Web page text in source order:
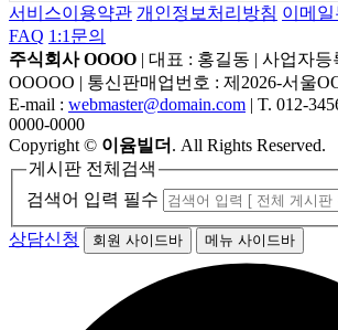
서비스이용약관 개인정보처리방침 이메
FAQ 1:1문의
주식회사 OOOO | 대표 : 홍길동 | 사업자등
OOOOO | 통신판매업번호 : 제2026-서울
E-mail : webmaster@domain.com | T. 012-
0000-0000
Copyright © 이윰빌더 . All Rights Reserved.
게시판 전체검색
검색어 입력 필수
상담신청 회원 사이드바 메뉴 사이드바